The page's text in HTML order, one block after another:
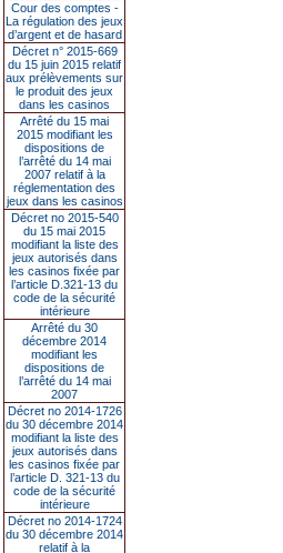
Cour des comptes -
La régulation des jeux
d’argent et de hasard
Décret n° 2015-669
du 15 juin 2015 relatif
aux prélèvements sur
le produit des jeux
dans les casinos
Arrêté du 15 mai
2015 modifiant les
dispositions de
l’arrêté du 14 mai
2007 relatif à la
réglementation des
jeux dans les casinos
Décret no 2015-540
du 15 mai 2015
modifiant la liste des
jeux autorisés dans
les casinos fixée par
l’article D.321-13 du
code de la sécurité
intérieure
Arrêté du 30
décembre 2014
modifiant les
dispositions de
l’arrêté du 14 mai
2007
Décret no 2014-1726
du 30 décembre 2014
modifiant la liste des
jeux autorisés dans
les casinos fixée par
l’article D. 321-13 du
code de la sécurité
intérieure
Décret no 2014-1724
du 30 décembre 2014
relatif à la